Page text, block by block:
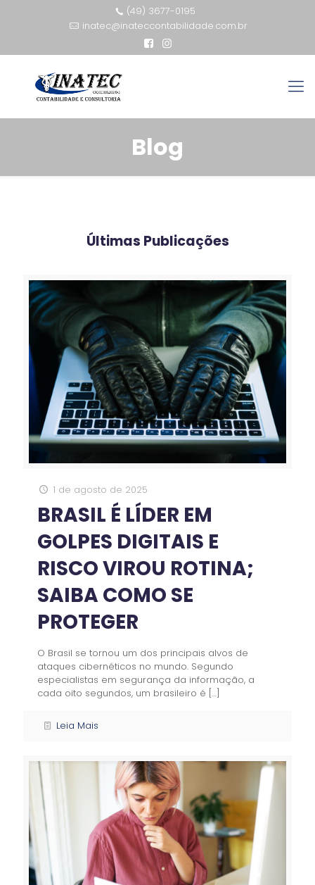
(49) 3677-0195
inatec@inateccontabilidade.com.br
Blog
Últimas Publicações
1 de agosto de 2025
BRASIL É LÍDER EM
GOLPES DIGITAIS E
RISCO VIROU ROTINA;
SAIBA COMO SE
PROTEGER
O Brasil se tornou um dos principais alvos de
ataques cibernéticos no mundo. Segundo
especialistas em segurança da informação, a
cada oito segundos, um brasileiro é […]
Leia Mais